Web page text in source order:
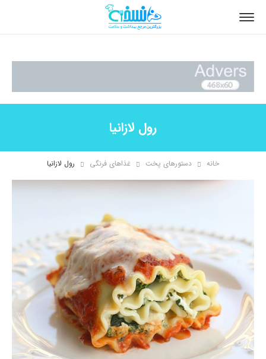
رول لازانیا
خانه دستورهای پخت غذاهای فرنگی رول لازانیا